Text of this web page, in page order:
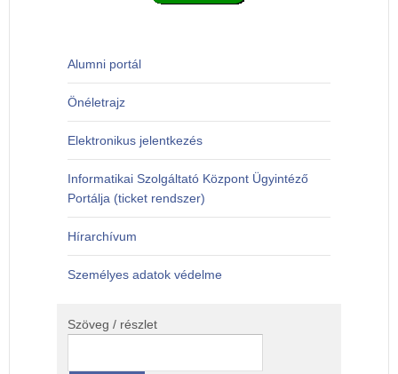
Alumni portál
Önéletrajz
Elektronikus jelentkezés
Informatikai Szolgáltató Központ Ügyintéző
Portálja (ticket rendszer)
Hírarchívum
Személyes adatok védelme
Szöveg / részlet